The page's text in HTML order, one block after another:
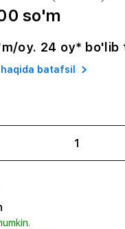
so'm
oy. 24 oy* bo'lib
haqida batafsil